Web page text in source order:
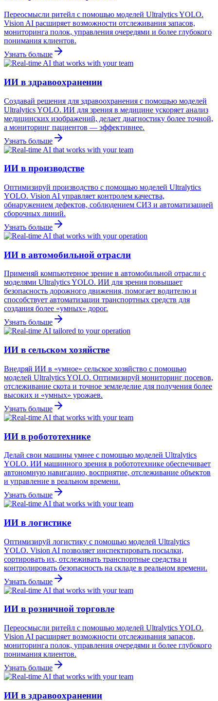
Переосмысли ритейл с помощью моделей Ultralytics YOLO.
Vision AI расширяет возможности отслеживания запасов,
мониторинга полок, управления очередями и более глубокого
понимания клиентов.
Узнать больше
ИИ в здравоохранении
Создавай решения для здравоохранения с помощью моделей
Ultralytics YOLO. ИИ для зрения в медицине ускоряет анализ
медицинских изображений, делает диагностику более точной,
а мониторинг пациентов — эффективнее.
Узнать больше
ИИ в производстве
Оптимизируй производство с помощью моделей Ultralytics
YOLO. Vision AI управляет контролем качества,
обнаружением дефектов, соблюдением СИЗ и автоматизацией
сборочных линий.
Узнать больше
ИИ в автомобильной отрасли
Применяй компьютерное зрение в автомобильной отрасли с
моделями Ultralytics YOLO. ИИ для зрения повышает
безопасность дорожного движения, помогает водителю и
способствует автоматизации транспортных средств для
создания более «умных» дорог.
Узнать больше
ИИ в сельском хозяйстве
Внедряй ИИ в «умное» сельское хозяйство с помощью
моделей Ultralytics YOLO. Оптимизируй мониторинг посевов,
отслеживание скота и точное земледелие для получения более
высоких и «умных» урожаев.
Узнать больше
ИИ в робототехнике
Делай свои машины умнее с помощью моделей Ultralytics
YOLO. ИИ машинного зрения в робототехнике обеспечивает
автономную навигацию, восприятие, отслеживание объектов
и управление в реальном времени.
Узнать больше
ИИ в логистике
Оптимизируй логистику с помощью моделей Ultralytics
YOLO. Vision AI позволяет инспектировать посылки,
сортировать их, отслеживать транспортные средства и
контролировать безопасность на складе в реальном времени.
Узнать больше
ИИ в розничной торговле
Переосмысли ритейл с помощью моделей Ultralytics YOLO.
Vision AI расширяет возможности отслеживания запасов,
мониторинга полок, управления очередями и более глубокого
понимания клиентов.
Узнать больше
ИИ в здравоохранении